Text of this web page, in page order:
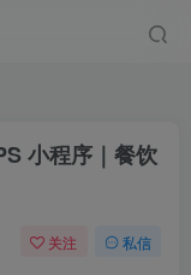
小程序｜餐饮
关注 私信